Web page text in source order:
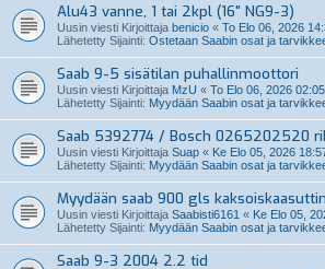
Alu43 vanne, 1 tai 2kpl (16" NG9-3)
Uusin viesti Kirjoittaja benicio « To Elo 06, 2026
Lähetetty Sijainti: Ostetaan Saabin osat ja
Saab 9-5 sisätilan puhallinmoottori
Uusin viesti Kirjoittaja MzU « To Elo 06, 2026 02:05
Lähetetty Sijainti: Myydään Saabin osat ja
Saab 5392774 / Bosch 0265202520
Uusin viesti Kirjoittaja Suap « Ke Elo 05, 2026
Lähetetty Sijainti: Myydään Saabin osat ja
Myydään saab 900 gls
Uusin viesti Kirjoittaja Saabisti6161 « Ke Elo 05,
Lähetetty Sijainti: Myydään Saabin osat ja
Saab 9-3 2004 2.2 tid